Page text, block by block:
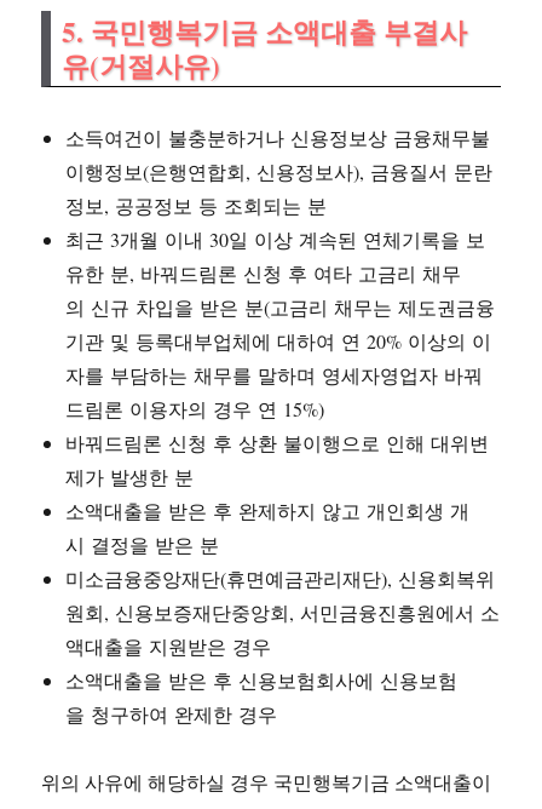
5. 국민행복기금 소액대출 부결사
유(거절사유)
소득여건이 불충분하거나 신용정보상 금융채무불
이행정보(은행연합회, 신용정보사), 금융질서 문란
정보, 공공정보 등 조회되는 분
최근 3개월 이내 30일 이상 계속된 연체기록을 보
유한 분, 바꿔드림론 신청 후 여타 고금리 채무
의 신규 차입을 받은 분(고금리 채무는 제도권금융
기관 및 등록대부업체에 대하여 연 20% 이상의 이
자를 부담하는 채무를 말하며 영세자영업자 바꿔
드림론 이용자의 경우 연 15%)
바꿔드림론 신청 후 상환 불이행으로 인해 대위변
제가 발생한 분
소액대출을 받은 후 완제하지 않고 개인회생 개
시 결정을 받은 분
미소금융중앙재단(휴면예금관리재단), 신용회복위
원회, 신용보증재단중앙회, 서민금융진흥원에서 소
액대출을 지원받은 경우
소액대출을 받은 후 신용보험회사에 신용보험
을 청구하여 완제한 경우
위의 사유에 해당하실 경우 국민행복기금 소액대출이